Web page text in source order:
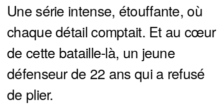
Une série intense, étouffante, où
chaque détail comptait. Et au cœur
de cette bataille-là, un jeune
défenseur de 22 ans qui a refusé
de plier.